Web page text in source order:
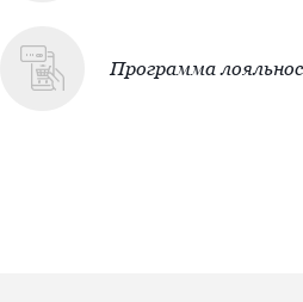
Программа